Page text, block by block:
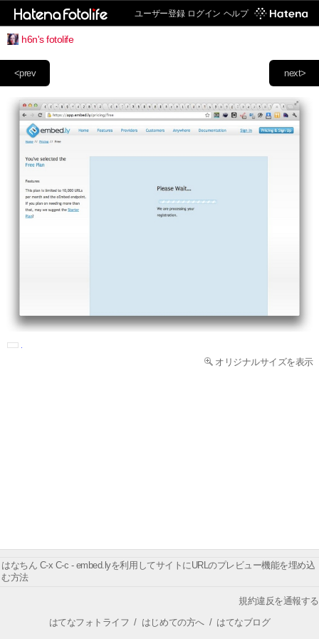
ユーザー登録 ログイン ヘルプ
h6n's fotolife
next>
<prev
オリジナルサイズを表示
はなちん C-x C-c - embed.lyを利用してサイトにURLのプレビュー機能を埋め込
む方法
規約違反を通報する
はてなフォトライフ / はじめての方へ/ はてなブログ